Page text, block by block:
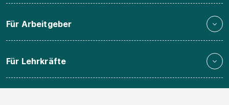
Für Arbeitgeber
Für Lehrkräfte